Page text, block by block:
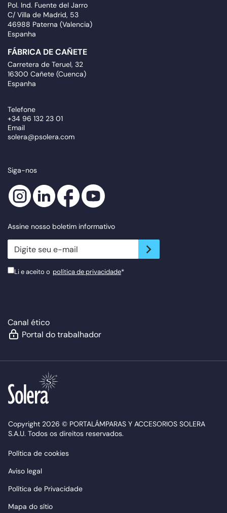
Pol. Ind. Fuente del Jarro
C/ Villa de Madrid, 53
46988 Paterna (Valencia)
Espanha
FÁBRICA DE CAÑETE
Carretera de Teruel, 32
16300 Cañete (Cuenca)
Espanha
Telefone
+34 96 132 23 01
Email
solera@psolera.com
Siga-nos
Assine nosso boletim informativo
newsletter.suscribe
Li e aceito o política de privacidade*
Canal ético
Portal do trabalhador
Copyright 2026 © PORTALÁMPARAS Y ACCESORIOS SOLERA
S.A.U. Todos os direitos reservados.
Política de cookies
Aviso legal
Política de Privacidade
Mapa do sítio